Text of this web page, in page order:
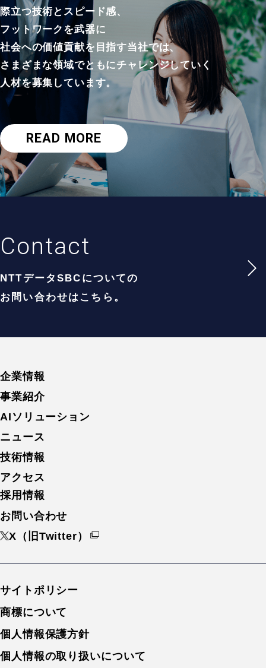
際立つ技術とスピード感、
フットワークを武器に
社会への価値貢献を目指す当社では、
さまざまな領域でともにチャレンジしていく
人材を募集しています。
READ MORE
Contact
NTTデータSBCについての
お問い合わせはこちら。
企業情報
事業紹介
AIソリューション
ニュース
技術情報
アクセス
サイトポリシー
商標について
個人情報保護方針
個人情報の取り扱いについて
採用情報
お問い合わせ
X（旧Twitter）